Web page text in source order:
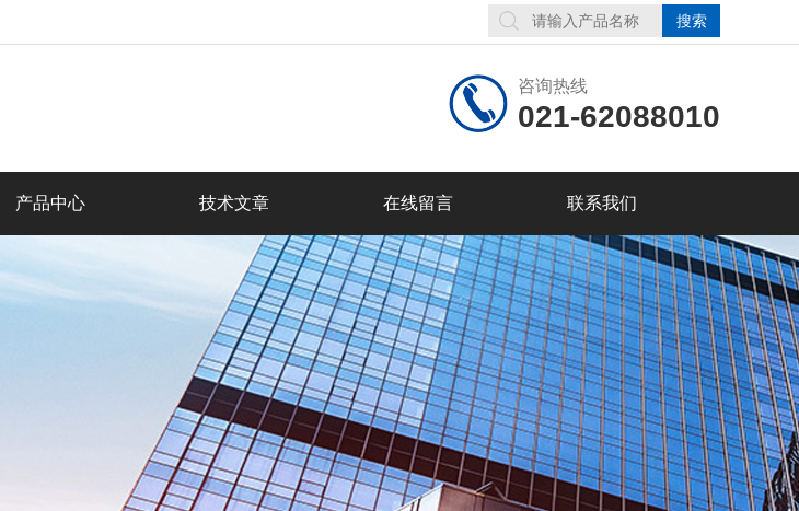
咨询热线
021-62088010
产品中心 技术文章 在线留言 联系我们